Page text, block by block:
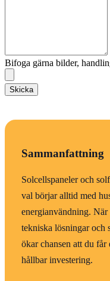
Bifoga gärna bilder,
Skicka
Sammanfattning
Solcellspaneler och
val börjar alltid med
energianvändning.
tekniska lösningar och
ökar chansen att du
hållbar investering.